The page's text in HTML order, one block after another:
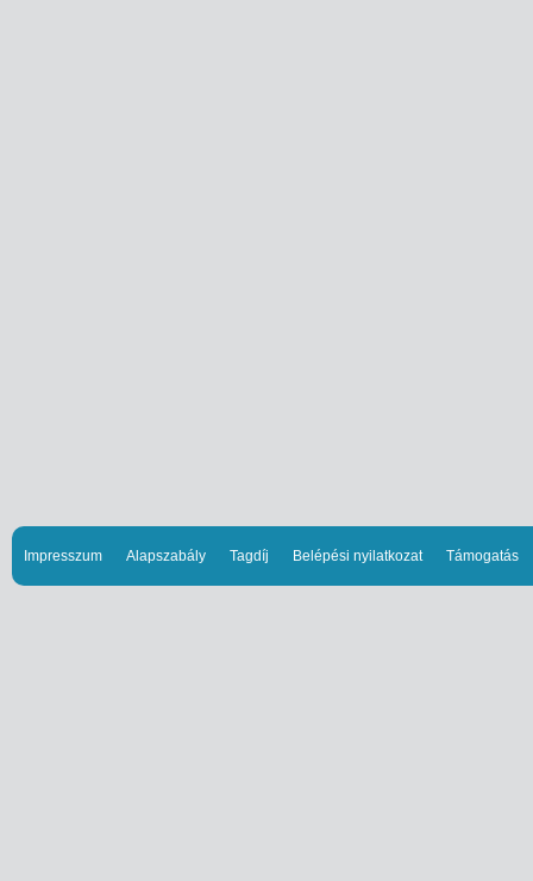
Impresszum Alapszabály Tagdíj Belépési nyilatkozat Támogatás